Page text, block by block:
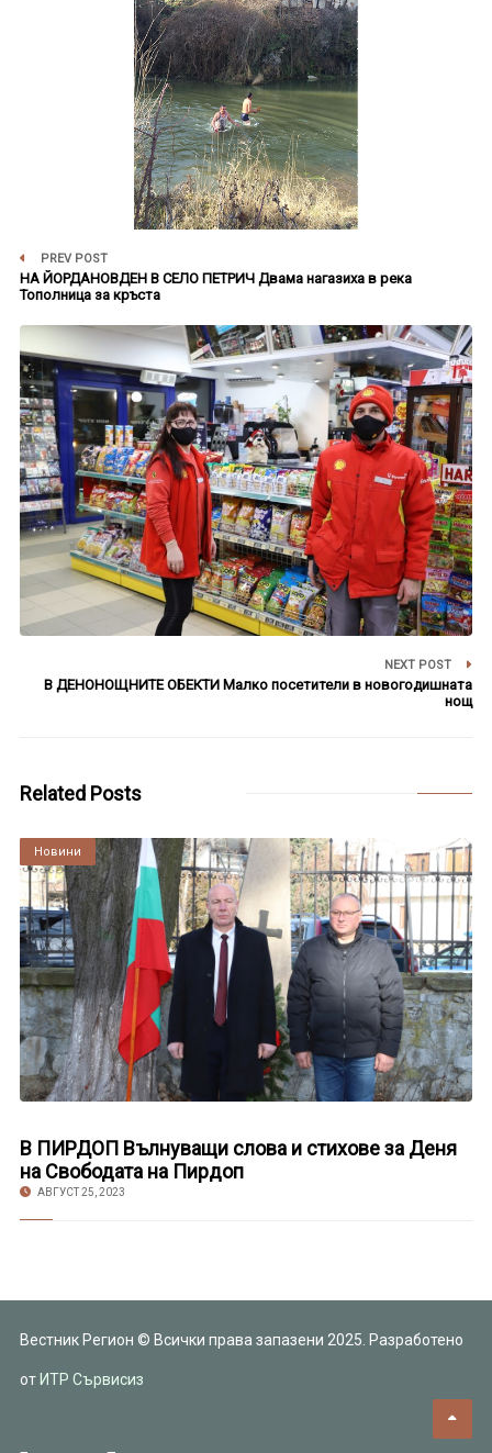
PREV POST
НА ЙОРДАНОВДЕН В СЕЛО ПЕТРИЧ Двама нагазиха в река
Тополница за кръста
NEXT POST
В ДЕНОНОЩНИТЕ ОБЕКТИ Малко посетители в новогодишната
нощ
Related Posts
Култура
Новини
В ПИРДОП Вълнуващи слова и стихове за Деня
на Свободата на Пирдоп
АВГУСТ 25, 2023
Вестник Регион © Всички права запазени 2025. Разработено
от ИТР Сървисиз